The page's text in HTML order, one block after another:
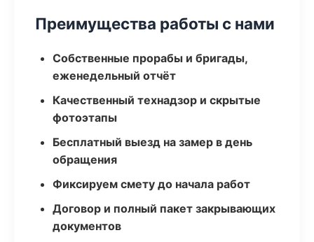
Преимущества работы с нами
Собственные прорабы и бригады,
еженедельный отчёт
Качественный технадзор и скрытые
фотоэтапы
Бесплатный выезд на замер в день
обращения
Фиксируем смету до начала работ
Договор и полный пакет закрывающих
документов